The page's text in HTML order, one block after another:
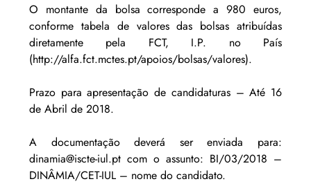
O montante da bolsa corresponde a 980 euros,
conforme tabela de valores das bolsas atribuídas
diretamente pela FCT, I.P. no País
(http://alfa.fct.mctes.pt/apoios/bolsas/valores).
Prazo para apresentação de candidaturas – Até 16
de Abril de 2018.
A documentação deverá ser enviada para:
dinamia@iscte-iul.pt com o assunto: BI/03/2018 –
DINÂMIA/CET-IUL – nome do candidato.